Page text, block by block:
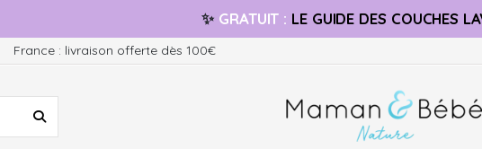
✨ GRATUIT : LE GUIDE DES COUCHES
France : livraison offerte dès 100€